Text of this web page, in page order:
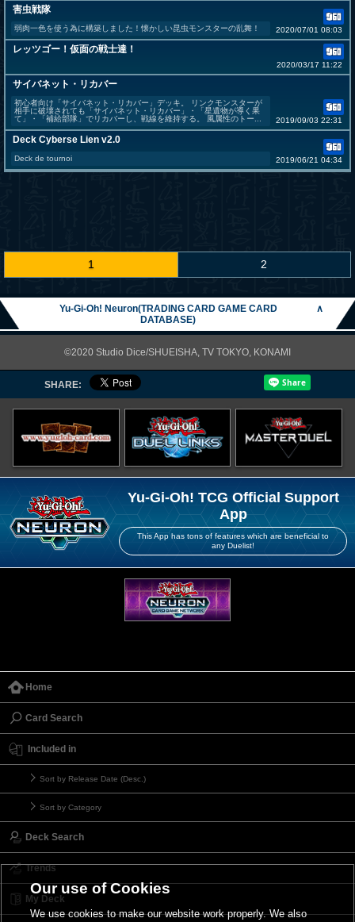
害虫戦隊
弱肉一色を使う為に構築しました！懐かしい昆虫モンスターの乱舞！ 2020/07/01 08:03
レッツゴー！仮面の戦士達！
2020/03/17 11:22
サイバネット・リカバー
初心者向け「サイバネット・リカバー」デッキ。 リンクモンスターが
相手に破壊されても「サイバネット・リカバー」・「星遺物が導く果
て」・「補給部隊」でリカバーし、戦線を維持する。 風属性のトー...
2019/09/03 22:31
Deck Cyberse Lien v2.0
Deck de tournoi 2019/06/21 04:34
1 2
Yu-Gi-Oh! Neuron(TRADING CARD GAME CARD
DATABASE)
∧
©2020 Studio Dice/SHUEISHA, TV TOKYO, KONAMI
SHARE:
Yu-Gi-Oh! TCG Official Support
App
This App has tons of features which are beneficial to
any Duelist!
Home
Card Search
Included in
Sort by Release Date (Desc.)
Sort by Category
Deck Search
Trends
My Deck
Our use of Cookies
We use cookies to make our website work properly. We also